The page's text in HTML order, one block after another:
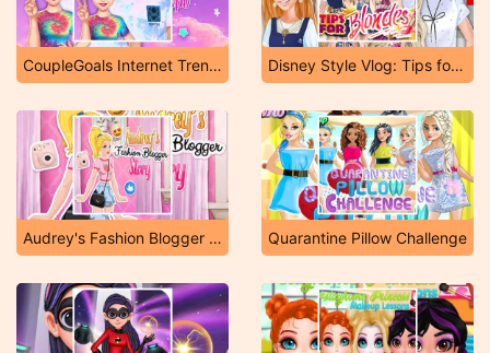
CoupleGoals Internet Trends Inspo Disney Style Vlog: Tips for Blondes
Audrey's Fashion Blogger Story Quarantine Pillow Challenge